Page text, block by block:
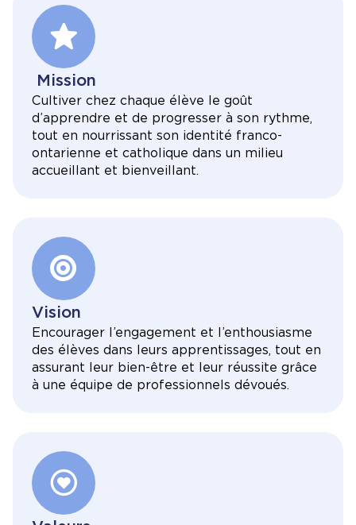
Mission
Cultiver chez chaque élève le goût
d’apprendre et de progresser à son rythme,
tout en nourrissant son identité franco-
ontarienne et catholique dans un milieu
accueillant et bienveillant.
Vision
Encourager l’engagement et l’enthousiasme
des élèves dans leurs apprentissages, tout en
assurant leur bien-être et leur réussite grâce
à une équipe de professionnels dévoués.